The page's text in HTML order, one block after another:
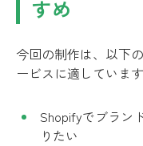
すめ
今回の制作は、以下
ービスに適しています
Shopifyでブラン
りたい